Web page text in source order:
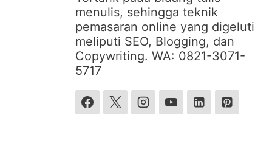
menulis, sehingga teknik
pemasaran online yang digeluti
meliputi SEO, Blogging, dan
Copywriting. WA: 0821-3071-
5717